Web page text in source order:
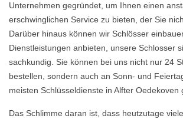
Unternehmen gegründet, um Ihnen einen
erschwinglichen Service zu bieten, der Sie
Darüber hinaus können wir Schlösser
Dienstleistungen anbieten, unsere Schlosser
sachkundig. Sie können bei uns nicht nur 24
bestellen, sondern auch an Sonn- und
meisten Schlüsseldienste in Alfter Oedekoven
Das Schlimme daran ist, dass heutzutage